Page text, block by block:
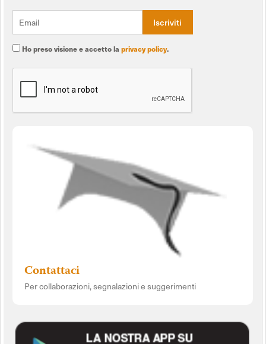
Ho preso visione e accetto la privacy policy.
Contattaci
Per collaborazioni, segnalazioni e suggerimenti